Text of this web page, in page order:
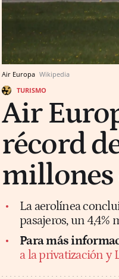
Air Europa Wikipedia
TURISMO
Air
récord
millones
La aerolínea
pasajeros, un 4,4%
Para más
a la privatización y